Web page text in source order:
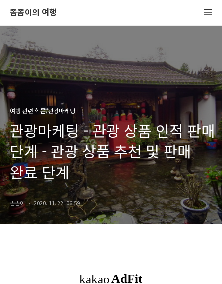
좀좀이의 여행
여행 관련 학문/관광마케팅
관광마케팅 - 관광 상품 인적 판매
단계 - 관광 상품 추천 및 판매
완료 단계
좀좀이 2020. 11. 22. 06:59